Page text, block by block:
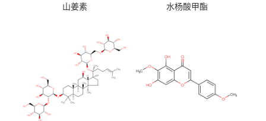
山姜素 水杨酸甲酯